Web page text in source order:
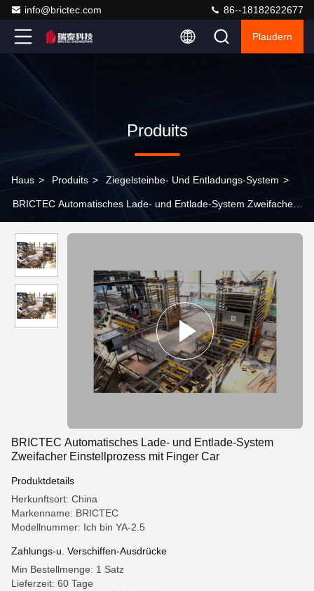
info@brictec.com 86--18182622677
Plaudern
Produits
Haus > Produits > Ziegelsteinbe- Und Entladungs-System >
BRICTEC Automatisches Lade- und Entlade-System Zweifacher
BRICTEC Automatisches Lade- und Entlade-System
Zweifacher Einstellprozess mit Finger Car
Produktdetails
Herkunftsort: China
Markenname: BRICTEC
Modellnummer: Ich bin YA-2.5
Zahlungs-u. Verschiffen-Ausdrücke
Min Bestellmenge: 1 Satz
Lieferzeit: 60 Tage